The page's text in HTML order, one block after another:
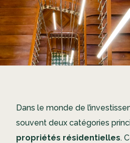
Dans le monde de
souvent deux catégories
propriétés résidentielles.